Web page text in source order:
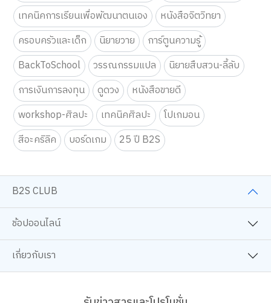
เทคนิคการเรียนเพื่อพัฒนาตนเอง
หนังสือจิตวิทยา
ครอบครัวและเด็ก
นิยายวาย
การ์ตูนความรู้
BackToSchool
วรรณกรรมแปล
นิยายสืบสวน-ลี้ลับ
การเงินการลงทุน
ดูดวง
หนังสือขายดี
workshop-ศิลปะ
เทคนิคศิลปะ
โปเกมอน
สีอะคริลิค
บอร์ดเกม 25 ปี B2S
B2S CLUB
ช้อปออนไลน์
เกี่ยวกับเรา